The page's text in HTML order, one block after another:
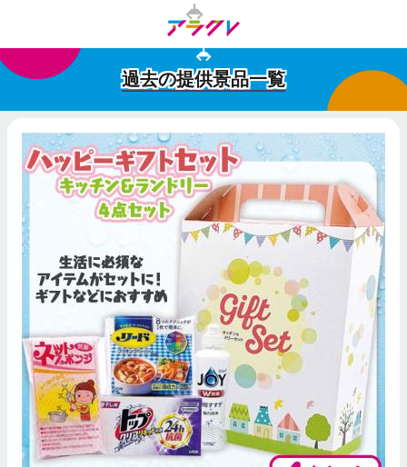
過去の提供景品一覧